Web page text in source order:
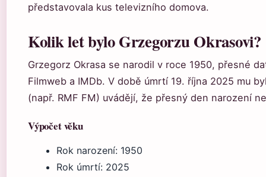
představovala kus televizního domova.
Kolik let bylo Grzegorzu Okrasovi?
Grzegorz Okrasa se narodil v roce 1950, přesné
Filmweb a IMDb. V době úmrtí 19. října 2025 mu
(např. RMF FM) uvádějí, že přesný den narození
Výpočet věku
Rok narození: 1950
Rok úmrtí: 2025